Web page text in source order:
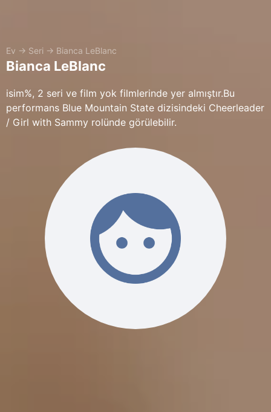
Ev → Seri → Bianca LeBlanc
Bianca LeBlanc
isim%, 2 seri ve film yok filmlerinde yer almıştır.Bu
performans Blue Mountain State dizisindeki Cheerleader
/ Girl with Sammy rolünde görülebilir.